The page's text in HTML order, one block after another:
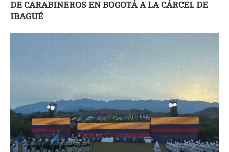
DE CARABINEROS EN BOGOTÁ A LA CÁRCEL DE
IBAGUÉ